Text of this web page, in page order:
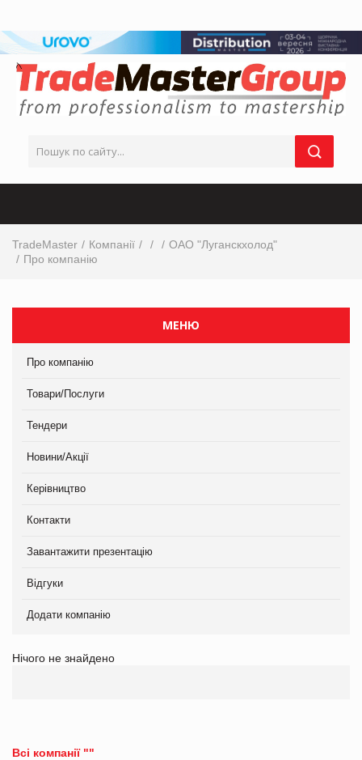
TradeMaster Компанії
ОАО "Луганскхолод"
Про компанію
МЕНЮ
Про компанію
Товари/Послуги
Тендери
Новини/Акції
Керівництво
Контакти
Завантажити презентацію
Відгуки
Додати компанію
Нічого не знайдено
Всі компанії ""